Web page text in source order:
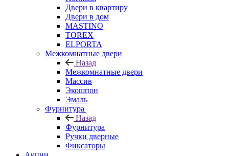
Двери в квартиру
Двери в дом
MASTINO
TOREX
ELPORTA
Межкомнатные двери
Назад
Межкомнатные двери
Массив
Экошпон
Эмаль
Фурнитура
Назад
Фурнитура
Ручки дверные
Фиксаторы